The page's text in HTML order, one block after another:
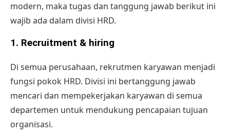
modern, maka tugas dan tanggung jawab berikut ini
wajib ada dalam divisi HRD.
1. Recruitment & hiring
Di semua perusahaan, rekrutmen karyawan menjadi
fungsi pokok HRD. Divisi ini bertanggung jawab
mencari dan mempekerjakan karyawan di semua
departemen untuk mendukung pencapaian tujuan
organisasi.